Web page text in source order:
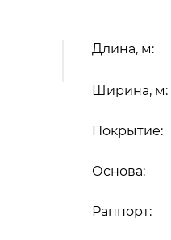
Длина, м:
Ширина, м:
Раппорт:
Основа:
Покрытие: